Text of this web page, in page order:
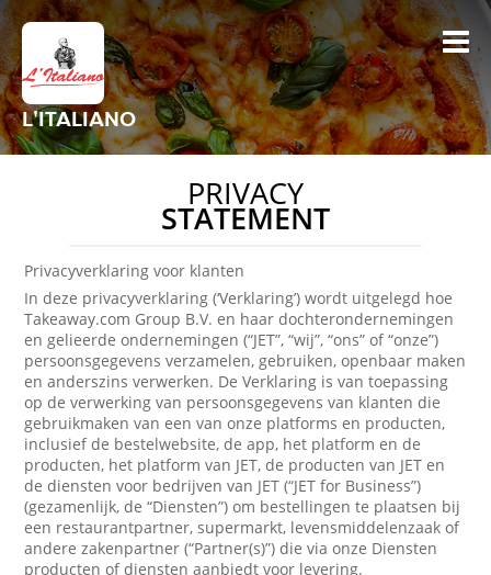
L'ITALIANO
PRIVACY
STATEMENT
Privacyverklaring voor klanten
In deze privacyverklaring (‘Verklaring’) wordt uitgelegd hoe
Takeaway.com Group B.V. en haar dochterondernemingen
en gelieerde ondernemingen (“JET”, “wij”, “ons” of “onze”)
persoonsgegevens verzamelen, gebruiken, openbaar maken
en anderszins verwerken. De Verklaring is van toepassing
op de verwerking van persoonsgegevens van klanten die
gebruikmaken van een van onze platforms en producten,
inclusief de bestelwebsite, de app, het platform en de
producten, het platform van JET, de producten van JET en
de diensten voor bedrijven van JET (“JET for Business”)
(gezamenlijk, de “Diensten”) om bestellingen te plaatsen bij
een restaurantpartner, supermarkt, levensmiddelenzaak of
andere zakenpartner (“Partner(s)”) die via onze Diensten
producten of diensten aanbiedt voor levering.